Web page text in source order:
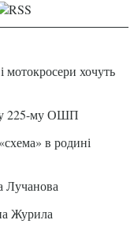
мотокросери хочуть
у 225-му ОШП
в родині
Лучанова
Журила